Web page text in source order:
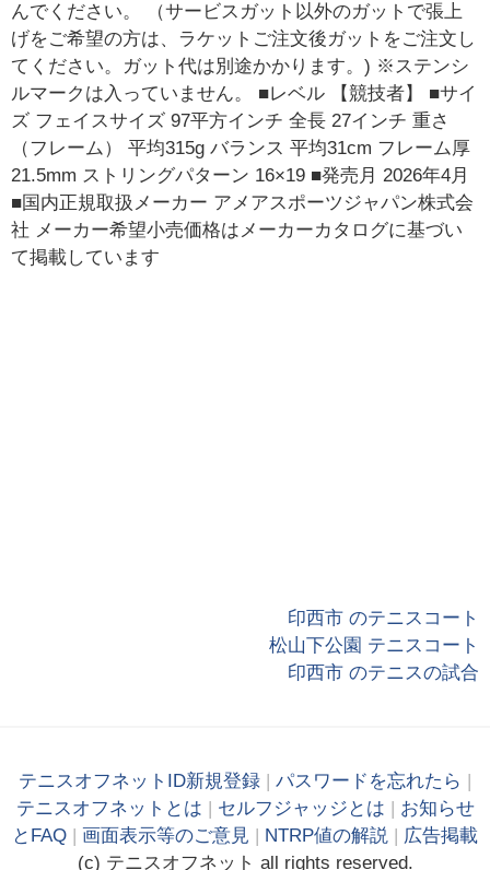
んでください。 （サービスガット以外のガットで張上
げをご希望の方は、ラケットご注文後ガットをご注文し
てください。ガット代は別途かかります。) ※ステンシ
ルマークは入っていません。 ■レベル 【競技者】 ■サイ
ズ フェイスサイズ 97平方インチ 全長 27インチ 重さ
（フレーム） 平均315g バランス 平均31cm フレーム厚
21.5mm ストリングパターン 16×19 ■発売月 2026年4月
■国内正規取扱メーカー アメアスポーツジャパン株式会
社 メーカー希望小売価格はメーカーカタログに基づい
て掲載しています
印西市 のテニスコート
松山下公園 テニスコート
印西市 のテニスの試合
テニスオフネットID新規登録 | パスワードを忘れたら |
テニスオフネットとは | セルフジャッジとは | お知らせ
とFAQ | 画面表示等のご意見 | NTRP値の解説 | 広告掲載
(c) テニス オフネット all rights reserved.